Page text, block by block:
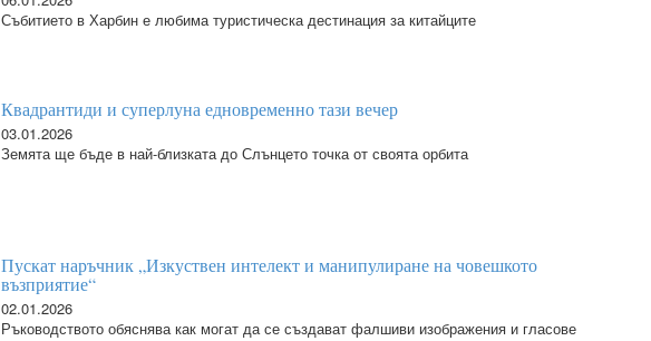
Събитието в Харбин е любима туристическа дестинация за китайците
Квадрантиди и суперлуна едновременно тази вечер
03.01.2026
Земята ще бъде в най-близката до Слънцето точка от своята орбита
Пускат наръчник „Изкуствен интелект и манипулиране на човешкото
възприятие“
02.01.2026
Ръководството обяснява как могат да се създават фалшиви изображения и гласове